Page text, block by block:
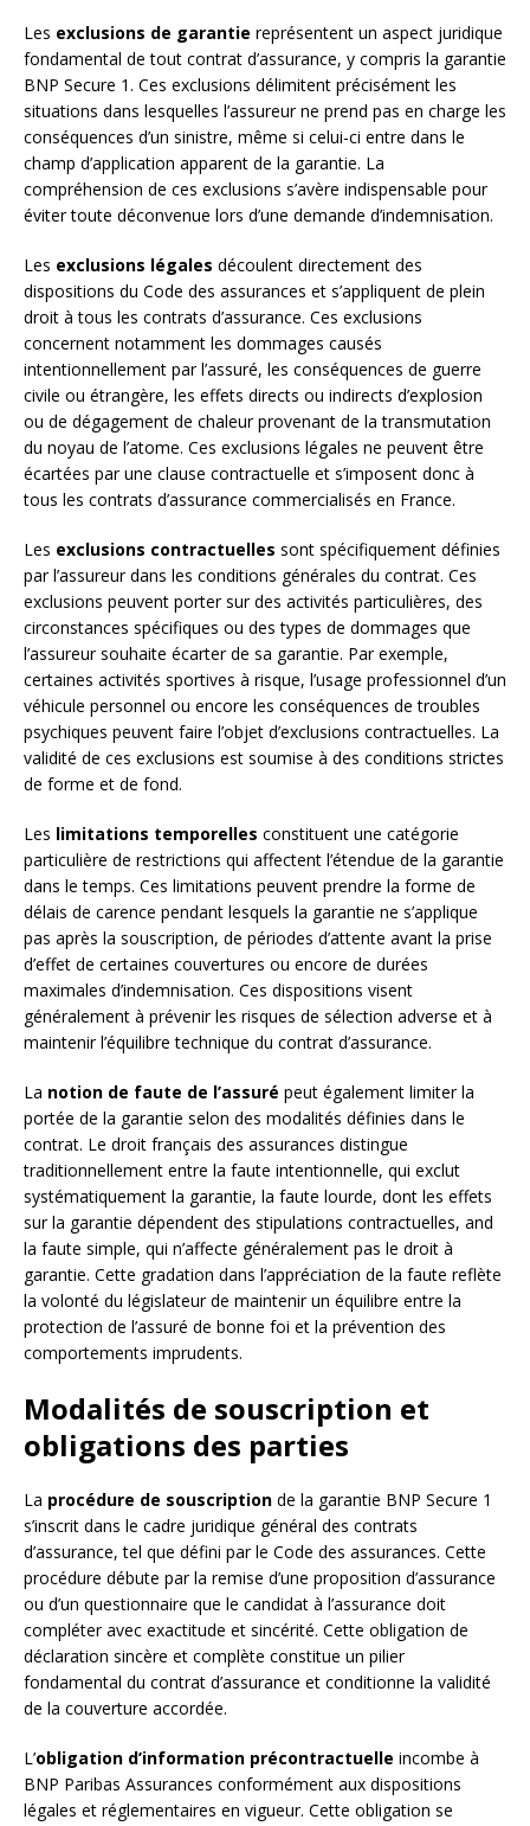
Les exclusions de garantie représentent un aspect juridique
fondamental de tout contrat d’assurance, y compris la garantie
BNP Secure 1. Ces exclusions délimitent précisément les
situations dans lesquelles l’assureur ne prend pas en charge les
conséquences d’un sinistre, même si celui-ci entre dans le
champ d’application apparent de la garantie. La
compréhension de ces exclusions s’avère indispensable pour
éviter toute déconvenue lors d’une demande d’indemnisation.
Les exclusions légales découlent directement des
dispositions du Code des assurances et s’appliquent de plein
droit à tous les contrats d’assurance. Ces exclusions
concernent notamment les dommages causés
intentionnellement par l’assuré, les conséquences de guerre
civile ou étrangère, les effets directs ou indirects d’explosion
ou de dégagement de chaleur provenant de la transmutation
du noyau de l’atome. Ces exclusions légales ne peuvent être
écartées par une clause contractuelle et s’imposent donc à
tous les contrats d’assurance commercialisés en France.
Les exclusions contractuelles sont spécifiquement définies
par l’assureur dans les conditions générales du contrat. Ces
exclusions peuvent porter sur des activités particulières, des
circonstances spécifiques ou des types de dommages que
l’assureur souhaite écarter de sa garantie. Par exemple,
certaines activités sportives à risque, l’usage professionnel d’un
véhicule personnel ou encore les conséquences de troubles
psychiques peuvent faire l’objet d’exclusions contractuelles. La
validité de ces exclusions est soumise à des conditions strictes
de forme et de fond.
Les limitations temporelles constituent une catégorie
particulière de restrictions qui affectent l’étendue de la garantie
dans le temps. Ces limitations peuvent prendre la forme de
délais de carence pendant lesquels la garantie ne s’applique
pas après la souscription, de périodes d’attente avant la prise
d’effet de certaines couvertures ou encore de durées
maximales d’indemnisation. Ces dispositions visent
généralement à prévenir les risques de sélection adverse et à
maintenir l’équilibre technique du contrat d’assurance.
La notion de faute de l’assuré peut également limiter la
portée de la garantie selon des modalités définies dans le
contrat. Le droit français des assurances distingue
traditionnellement entre la faute intentionnelle, qui exclut
systématiquement la garantie, la faute lourde, dont les effets
sur la garantie dépendent des stipulations contractuelles, and
la faute simple, qui n’affecte généralement pas le droit à
garantie. Cette gradation dans l’appréciation de la faute reflète
la volonté du législateur de maintenir un équilibre entre la
protection de l’assuré de bonne foi et la prévention des
comportements imprudents.
Modalités de souscription et
obligations des parties
La procédure de souscription de la garantie BNP Secure 1
s’inscrit dans le cadre juridique général des contrats
d’assurance, tel que défini par le Code des assurances. Cette
procédure débute par la remise d’une proposition d’assurance
ou d’un questionnaire que le candidat à l’assurance doit
compléter avec exactitude et sincérité. Cette obligation de
déclaration sincère et complète constitue un pilier
fondamental du contrat d’assurance et conditionne la validité
de la couverture accordée.
L’obligation d’information précontractuelle incombe à
BNP Paribas Assurances conformément aux dispositions
légales et réglementaires en vigueur. Cette obligation se